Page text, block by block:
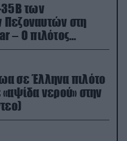
35B των
στη
– Ο πιλότος
εγκαίρως
σε Έλληνα πιλότο
νερού» στην